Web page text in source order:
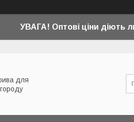
УВАГА! Оптові ціни діють
для